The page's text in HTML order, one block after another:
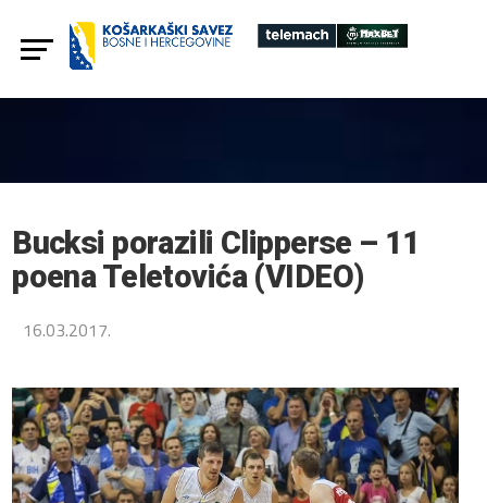
Bucksi porazili Clipperse – 11
poena Teletovića (VIDEO)
16.03.2017.